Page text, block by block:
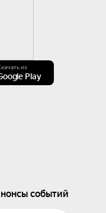
из
Play
событий